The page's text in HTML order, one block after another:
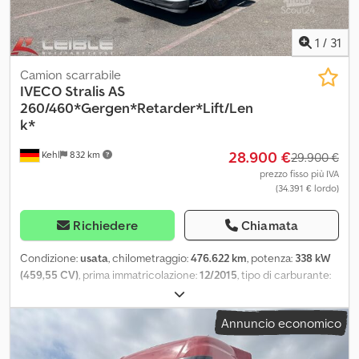
Twistelmoor 2, 29649 Wietzendorf, Germania.
1 / 31
Kehl 832 km
Camion scarrabile
IVECO Stralis AS
260/460*Gergen*Retarder*Lift/Len
k*
28.900 €29.900 €
prezzo fisso più IVA
(34.391 € lordo)
Richiedere Chiamata
Condizione:usata, chilometraggio:476.622 km, potenza: 338 kW
(459,55 CV), prima immatricolazione:12/2015, tipo di carburante:
27.000 kg
assi, freni:ritardatore, colore:bianco, tipo di ingranaggio:
, larghezza totale:2.550
, altezza totale: 3.450 mm, Anno di produzione:
Annuncio economico